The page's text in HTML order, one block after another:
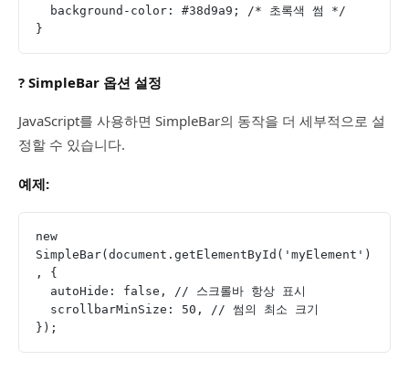
  background-color: #38d9a9; /* 초록색 썸 */
}
?️ SimpleBar 옵션 설정
JavaScript를 사용하면 SimpleBar의 동작을 더 세부적으로 설
정할 수 있습니다.
예제:
new
SimpleBar(document.getElementById('myElement')
, {
  autoHide: false, // 스크롤바 항상 표시
  scrollbarMinSize: 50, // 썸의 최소 크기
});